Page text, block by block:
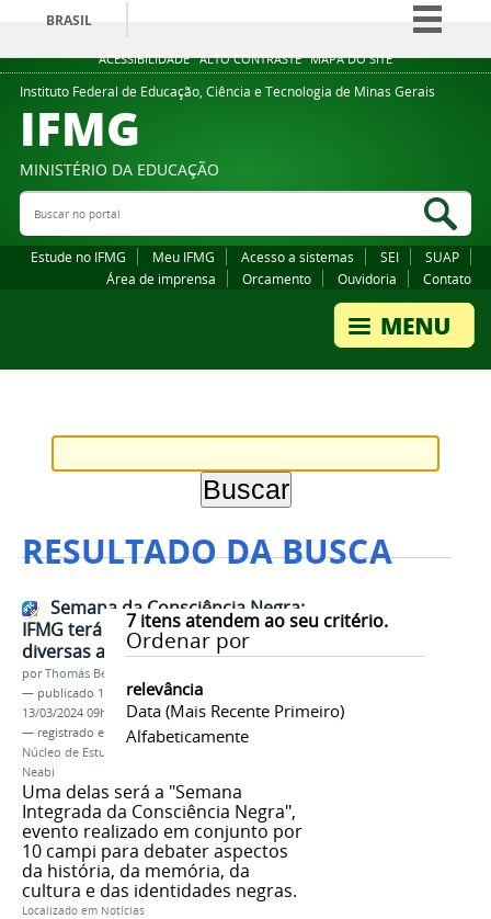
ACESSIBILIDADE ALTO CONTRASTE MAPA DO SITE
BRASIL
Simplifique!
Comunica BR
Legislação
Instituto Federal de Educação, Ciência e Tecnologia de Minas Gerais
IFMG
MINISTÉRIO DA EDUCAÇÃO
Buscar no portal
Estude no IFMG Meu IFMG Acesso a sistemas SEI
SUAP
Área de imprensa
Orcamento Ouvidoria Contato
RESULTADO DA BUSCA
7itens atendem ao seu critério.
Ordenar por
relevância
Data (mais Recente Primeiro)
Alfabeticamente
Semana da Consciência Negra:
IFMG terá programação com
diversas atividades
porThomás Bertozzi de Oliveira e Sousa Leão
— publicado 12/11/2021—última modificação
13/03/2024 09h34
— registrado em:
Semana da Consciência Negra
Núcleo de Estudos Afro-Brasileiros e Indígenas
Neabi
Uma delas será a "Semana
Integrada da Consciência Negra",
evento realizado em conjunto por
10 campi para debater aspectos
da história, da memória, da
cultura e das identidades negras.
Localizado em Notícias